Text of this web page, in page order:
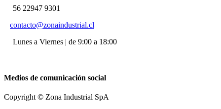
56 22947 9301
contacto@zonaindustrial.cl
Lunes a Viernes | de 9:00 a 18:00
Medios de comunicación social
Copyright © Zona Industrial SpA